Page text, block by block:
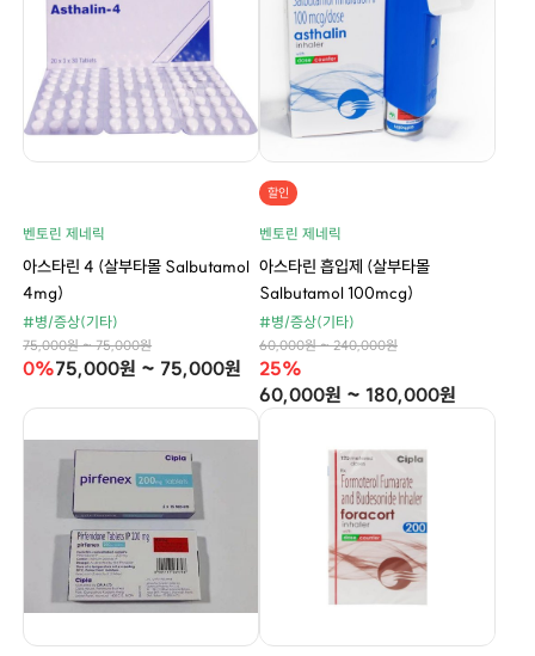
벤토린 제네릭
아스타린 4 (살부타몰 Salbutamol
4mg)
#병/증상(기타)
75,000원 ~ 75,000원
0%75,000원 ~ 75,000원
할인
벤토린 제네릭
아스타린 흡입제 (살부타몰
Salbutamol 100mcg)
#병/증상(기타)
60,000원 ~ 240,000원
25%
60,000원 ~ 180,000원